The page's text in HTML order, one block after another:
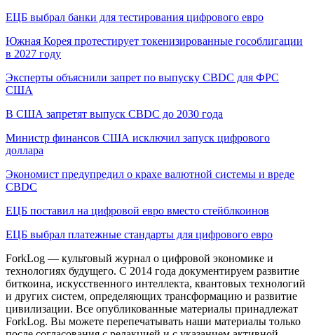
ЕЦБ выбрал банки для тестирования цифрового евро
Южная Корея протестирует токенизированные гособлигации
в 2027 году
Эксперты объяснили запрет по выпуску CBDC для ФРС
США
В США запретят выпуск CBDC до 2030 года
Министр финансов США исключил запуск цифрового
доллара
Экономист предупредил о крахе валютной системы и вреде
CBDC
ЕЦБ поставил на цифровой евро вместо стейблкоинов
ЕЦБ выбрал платежные стандарты для цифрового евро
ForkLog — культовый журнал о цифровой экономике и
технологиях будущего. С 2014 года документируем развитие
биткоина, искусственного интеллекта, квантовых технологий
и других систем, определяющих трансформацию и развитие
цивилизации. Все опубликованные материалы принадлежат
ForkLog. Вы можете перепечатывать наши материалы только